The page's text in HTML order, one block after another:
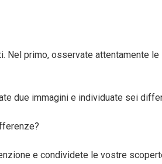
Nel primo, osservate attentamente
due immagini e individuate sei
e condividete le vostre